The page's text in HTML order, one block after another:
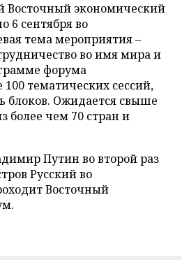
экономический
6 сентября во
тема мероприятия –
во имя мира и
форума
100 тематических сессий,
блоков. Ожидается свыше
более чем 70 стран и
Путин во второй раз
Русский во
Восточный